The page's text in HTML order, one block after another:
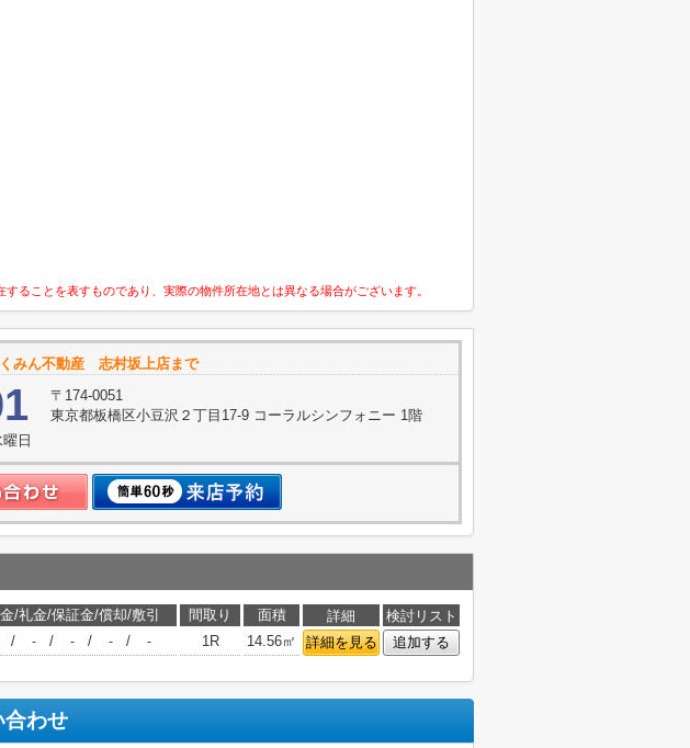
ることを表すものであり、実際の物件所在地とは異なる場合がございます。
くみん不動産 志村坂上店まで
〒174-0051
東京都板橋区小豆沢２丁目17-9 コーラルシンフォニー 1階
日
/礼金/保証金/償却/敷引 間取り 面積 詳細
検討リスト
/ - / - / - / - 1R 14.56㎡ 詳細を見る 追加する
合わせ